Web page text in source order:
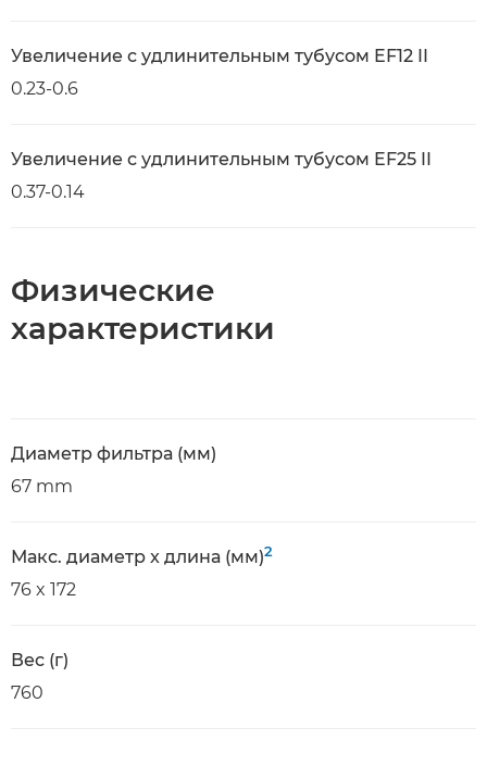
Увеличение с удлинительным тубусом EF12 II
0.23-0.6
Увеличение с удлинительным тубусом EF25 II
0.37-0.14
Физические
характеристики
Диаметр фильтра (мм)
67 mm
Макс. диаметр x длина (мм)2
76 x 172
Вес (г)
760